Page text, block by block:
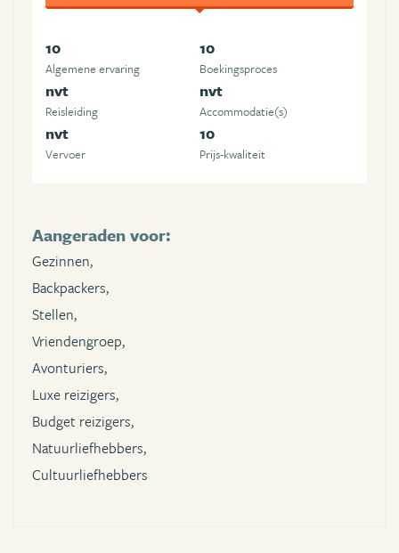
10
Algemene ervaring
10
Boekingsproces
nvt
Reisleiding
nvt
Accommodatie(s)
nvt
Vervoer
10
Prijs-kwaliteit
Aangeraden voor:
Gezinnen,
Backpackers,
Stellen,
Vriendengroep,
Avonturiers,
Luxe reizigers,
Budget reizigers,
Natuurliefhebbers,
Cultuurliefhebbers